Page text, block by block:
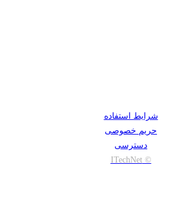
شرایط استفاده
حریم خصوصی
دسترسی
© ITechNet